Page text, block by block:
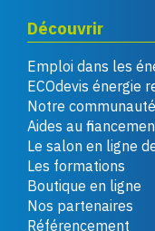
Découvrir
Emploi dans les
ECOdevis énergie
Notre
Aides au
Le salon en ligne
Les formations
Boutique en ligne
Nos partenaires
Référencement